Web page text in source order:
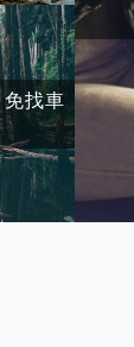
找車